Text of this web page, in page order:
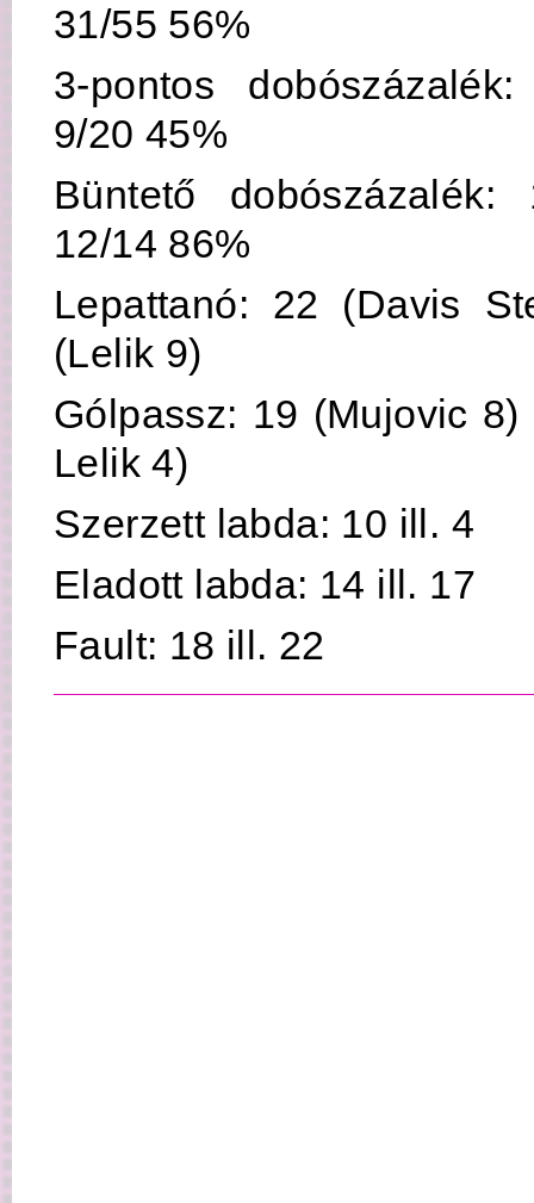
31/55 56%
3-pontos
9/20 45%
Büntető
12/14 86%
Lepattanó: 22 (Davis
(Lelik 9)
Gólpassz: 19 (Mujovic
Lelik 4)
Szerzett labda: 10 ill. 4
Eladott labda: 14 ill. 17
Fault: 18 ill. 22